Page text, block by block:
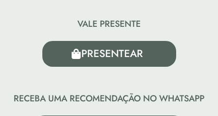
VALE PRESENTE
PRESENTEAR
RECEBA UMA RECOMENDAÇÃO NO WHATSAPP